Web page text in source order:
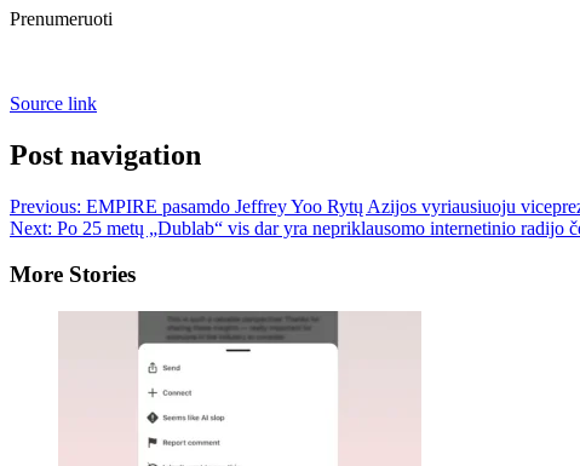
Prenumeruoti
Source link
Post navigation
Previous: EMPIRE pasamdo Jeffrey Yoo Rytų Azijos vyriausiuoju
Next: Po 25 metų „Dublab“ vis dar yra nepriklausomo internetinio radijo
More Stories